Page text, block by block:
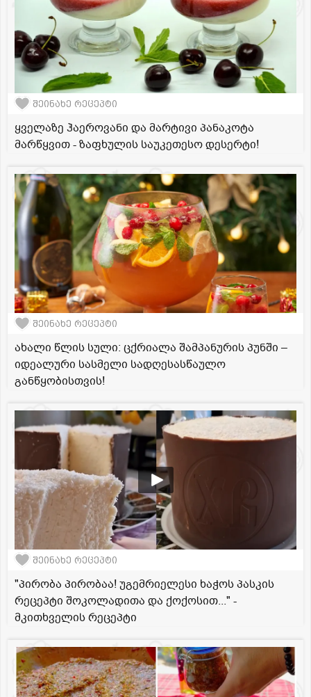
შეინახე რეცეპტი
ყველაზე ჰაეროვანი და მარტივი პანაკოტა
მარწყვით - ზაფხულის საუკეთესო დესერტი!
შეინახე რეცეპტი
ახალი წლის სული: ცქრიალა შამპანურის პუნში –
იდეალური სასმელი სადღესასწაულო
განწყობისთვის!
შეინახე რეცეპტი
"პირობა პირობაა! უგემრიელესი ხაჭოს პასკის
რეცეპტი შოკოლადითა და ქოქოსით..." -
მკითხველის რეცეპტი